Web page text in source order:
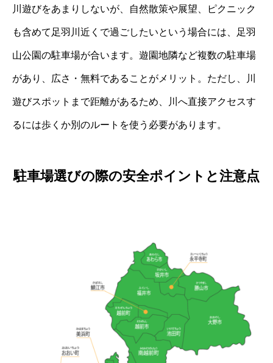
川遊びをあまりしないが、自然散策や展望、ピクニック
も含めて足羽川近くで過ごしたいという場合には、足羽
山公園の駐車場が合います。遊園地隣など複数の駐車場
があり、広さ・無料であることがメリット。ただし、川
遊びスポットまで距離があるため、川へ直接アクセスす
るには歩くか別のルートを使う必要があります。
駐車場選びの際の安全ポイントと注意点